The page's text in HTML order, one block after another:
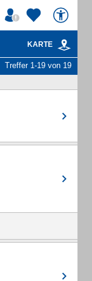
KARTE
Treffer 1-19 von 19